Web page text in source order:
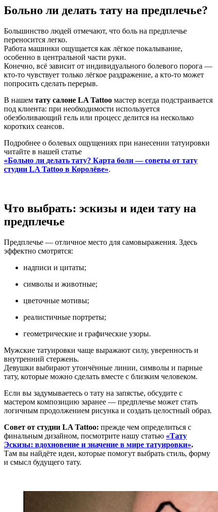
Больно ли делать тату на предплечье?
Большинство людей отмечают, что боль на предплечье
переносится легко.
Работа машинки ощущается как лёгкое покалывание,
особенно в центральной части руки.
Конечно, всё зависит от индивидуального болевого порога —
кто-то чувствует только лёгкое раздражение, а кто-то может
попросить сделать перерыв.
В нашем тату салоне LA Tattoo мастер всегда подстраивается
под клиента: при необходимости используется
обезболивающий гель или процесс делится на несколько
коротких сеансов.
Подробнее о болевых ощущениях при нанесении татуировки
читайте в нашей статье
«Больно ли делать тату? Карта боли — советы от тату
студии LA Tattoo в Королёве».
Что выбрать: эскизы и идеи тату на
предплечье
Предплечье — отличное место для самовыражения. Здесь
эффектно смотрятся:
надписи и цитаты;
символы и животные;
цветочные мотивы;
реалистичные портреты;
геометрические и графические узоры.
Мужские татуировки чаще выражают силу, уверенность и
внутренний стержень.
Девушки выбирают утончённые линии, символы и парные
тату, которые можно сделать вместе с близким человеком.
Если вы задумываетесь о тату на запястье, обсудите с
мастером композицию заранее — предплечье может стать
логичным продолжением рисунка и создать целостный образ.
Совет от студии LA Tattoo: прежде чем определиться с
финальным дизайном, посмотрите нашу статью «Тату
Эскизы: вдохновение и значение в мире татуировки».
Там вы найдёте идеи, которые помогут выбрать стиль, форму
и смысл будущего тату.